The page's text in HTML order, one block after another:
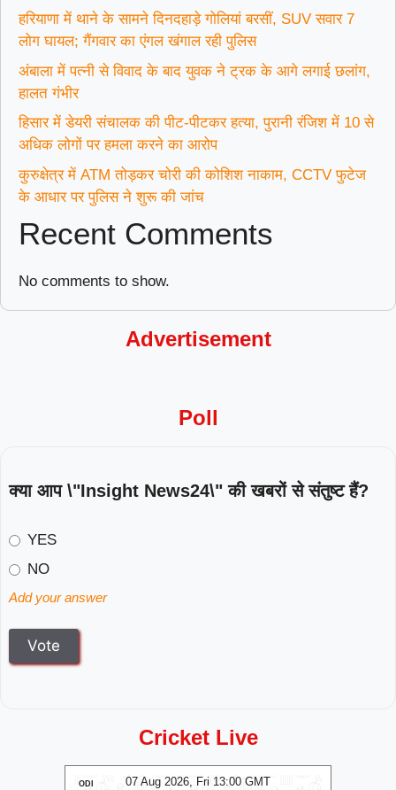
हरियाणा में थाने के सामने दिनदहाड़े गोलियां बरसीं, SUV सवार 7
लोग घायल; गैंगवार का एंगल खंगाल रही पुलिस
अंबाला में पत्नी से विवाद के बाद युवक ने ट्रक के आगे लगाई छलांग,
हालत गंभीर
हिसार में डेयरी संचालक की पीट-पीटकर हत्या, पुरानी रंजिश में 10 से
अधिक लोगों पर हमला करने का आरोप
कुरुक्षेत्र में ATM तोड़कर चोरी की कोशिश नाकाम, CCTV फुटेज
के आधार पर पुलिस ने शुरू की जांच
Recent Comments
No comments to show.
Advertisement
Poll
क्या आप \"Insight News24\" की खबरों से संतुष्ट हैं?
YES
NO
Add your answer
Cricket Live
07 Aug 2026, Fri 13:00 GMT
ODI